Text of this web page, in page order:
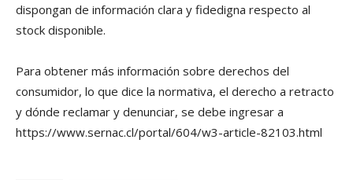
dispongan de información clara y fidedigna respecto al
stock disponible.
Para obtener más información sobre derechos del
consumidor, lo que dice la normativa, el derecho a retracto
y dónde reclamar y denunciar, se debe ingresar a
https://www.sernac.cl/portal/604/w3-article-82103.html